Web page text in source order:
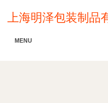
上海明泽包装制品
MENU